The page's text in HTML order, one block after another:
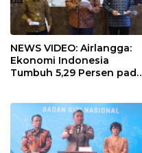
NEWS VIDEO: Airlangga:
Ekonomi Indonesia
Tumbuh 5,29 Persen pada